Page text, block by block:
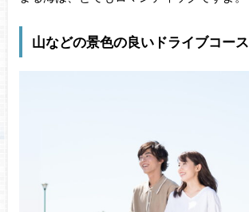
山などの景色の良いドライブコース